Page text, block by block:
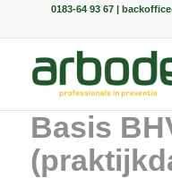
0183-64 93 67 |
Basis